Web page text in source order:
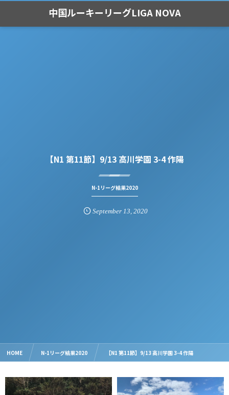
中国ルーキーリーグLIGA NOVA
【N1 第11節】9/13 高川学園 3-4 作陽
N-1リーグ結果2020
September 13, 2020
HOME N-1リーグ結果2020 【N1 第11節】9/13 高川学園 3-4 作陽